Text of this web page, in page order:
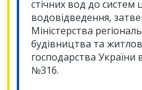
стічних вод до систем
водовідведення,
Міністерства
будівництва та
господарства України
№316.